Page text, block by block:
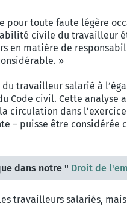
toute faute légère
civile du travailleur
matière de
»
travailleur salarié à
civil. Cette analyse
dans
– puisse être
dans notre " Droit de
travailleurs salariés,